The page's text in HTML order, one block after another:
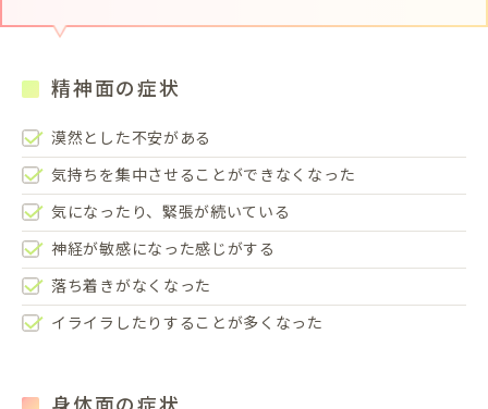
精神面の症状
漠然とした不安がある
気持ちを集中させることができなくなった
気になったり、緊張が続いている
神経が敏感になった感じがする
落ち着きがなくなった
イライラしたりすることが多くなった